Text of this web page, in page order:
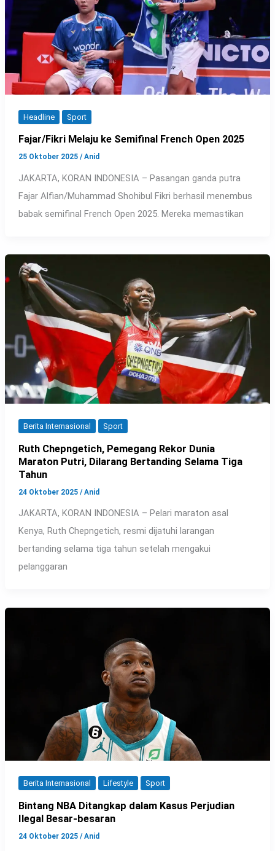
Headline Sport
Fajar/Fikri Melaju ke Semifinal French Open 2025
25 Oktober 2025 /Anid
JAKARTA, KORAN INDONESIA – Pasangan ganda putra
Fajar Alfian/Muhammad Shohibul Fikri berhasil menembus
babak semifinal French Open 2025. Mereka memastikan
Berita Internasional Sport
Ruth Chepngetich, Pemegang Rekor Dunia
Maraton Putri, Dilarang Bertanding Selama Tiga
Tahun
24 Oktober 2025 /Anid
JAKARTA, KORAN INDONESIA – Pelari maraton asal
Kenya, Ruth Chepngetich, resmi dijatuhi larangan
bertanding selama tiga tahun setelah mengakui
pelanggaran
Berita Internasional Lifestyle Sport
Bintang NBA Ditangkap dalam Kasus Perjudian
Ilegal Besar-besaran
24 Oktober 2025 /Anid